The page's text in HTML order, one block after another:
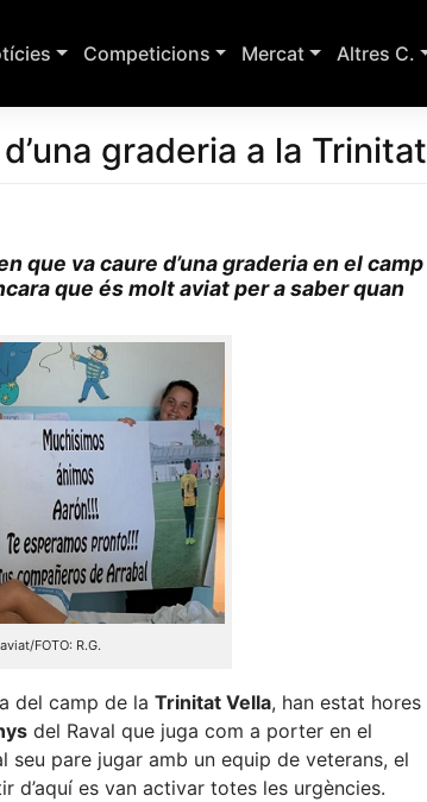
Competicions Mercat Altres C.
graderia a la Trinitat
que va caure d’una graderia en el camp
que és molt aviat per a saber quan
FOTO: R.G.
del camp de la Trinitat Vella, han estat hores
del Raval que juga com a porter en el
seu pare jugar amb un equip de veterans, el
es van activar totes les urgències.